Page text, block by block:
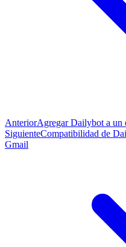
AnteriorAgregar Dailybot a un
SiguienteCompatibilidad de
Gmail